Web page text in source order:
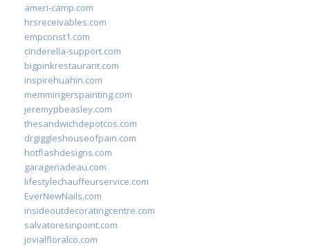
ameri-camp.com
hrsreceivables.com
empconst1.com
cinderella-support.com
bigpinkrestaurant.com
inspirehuahin.com
memmingerspainting.com
jeremypbeasley.com
thesandwichdepotcos.com
drgiggleshouseofpain.com
hotflashdesigns.com
garagenadeau.com
lifestylechauffeurservice.com
EverNewNails.com
insideoutdecoratingcentre.com
salvatoresinpoint.com
jovialfloralco.com